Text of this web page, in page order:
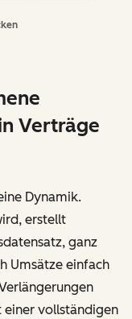
Verträge
Dynamik.
erstellt
ganz
Umsätze einfach
einer vollständigen